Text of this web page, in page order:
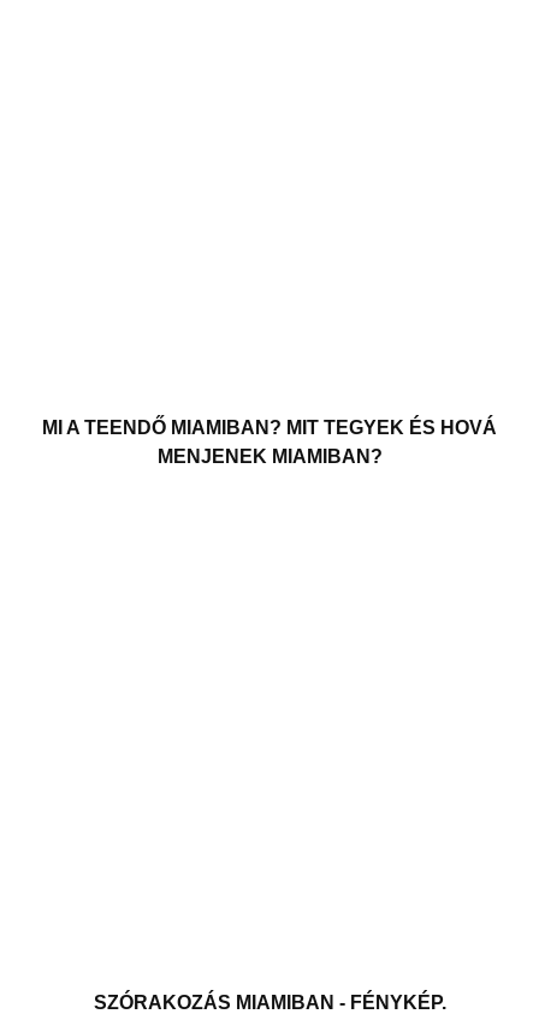
MI A TEENDŐ MIAMIBAN? MIT TEGYEK ÉS HOVÁ
MENJENEK MIAMIBAN?
SZÓRAKOZÁS MIAMIBAN - FÉNYKÉP.